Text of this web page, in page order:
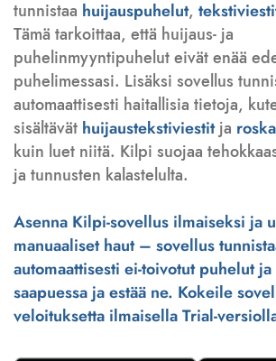
tunnistaa huijauspuhelut,
Tämä tarkoittaa, että huijaus- ja
puhelinmyyntipuhelut eivät enää
puhelimessasi. Lisäksi sovellus
automaattisesti haitallisia tietoja,
sisältävät huijaustekstiviestitja
kuin luet niitä. Kilpi suojaa
ja tunnusten kalastelulta.
Asenna Kilpi-sovellus ilmaiseksi ja
manuaaliset haut – sovellus
automaattisesti ei-toivotut puhelut
saapuessa ja estää ne. Kokeile
veloituksetta ilmaisella Trial-